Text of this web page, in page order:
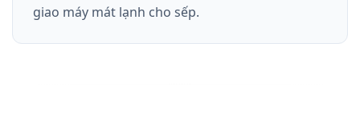
giao máy mát lạnh cho sếp.